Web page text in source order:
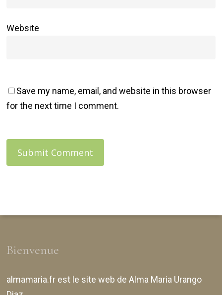
Website
Save my name, email, and website in this browser
for the next time I comment.
Bienvenue
almamaria.fr est le site web deAlma Maria Urango